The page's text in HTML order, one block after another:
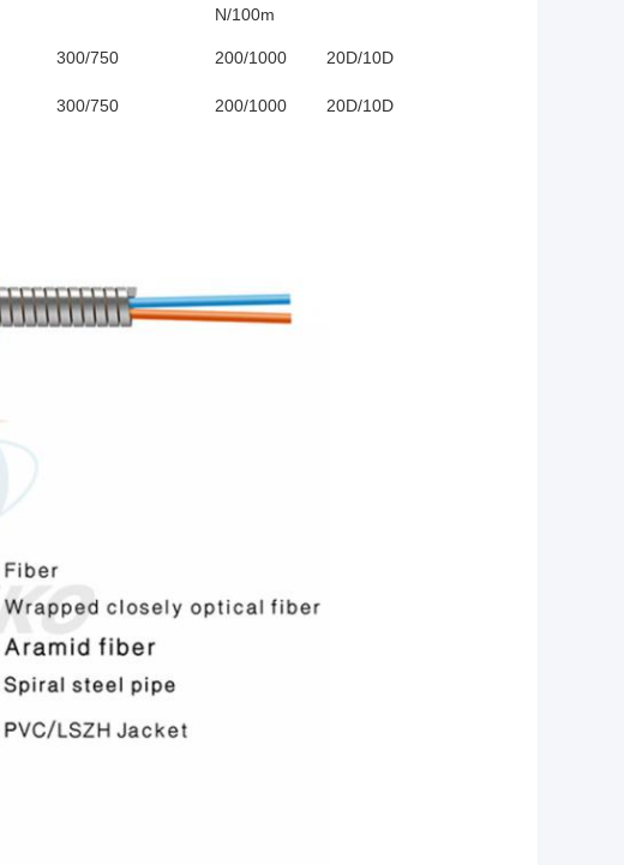
N/100m
300/750 200/1000 20D/10D
300/750 200/1000 20D/10D